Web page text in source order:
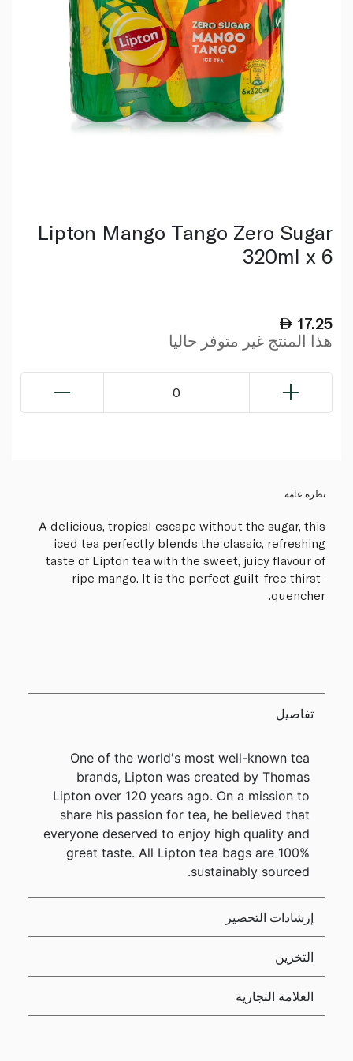
Lipton Mango Tango Zero Sugar
320ml x 6
17.25
هذا المنتج غير متوفر حاليا
0
نظرة عامة
A delicious, tropical escape without the sugar, this
iced tea perfectly blends the classic, refreshing
taste of Lipton tea with the sweet, juicy flavour of
ripe mango. It is the perfect guilt-free thirst-
quencher.
تفاصيل
One of the world's most well-known tea
brands, Lipton was created by Thomas
Lipton over 120 years ago. On a mission to
share his passion for tea, he believed that
everyone deserved to enjoy high quality and
great taste. All Lipton tea bags are 100%
sustainably sourced.
إرشادات التحضير
التخزين
العلامة التجارية